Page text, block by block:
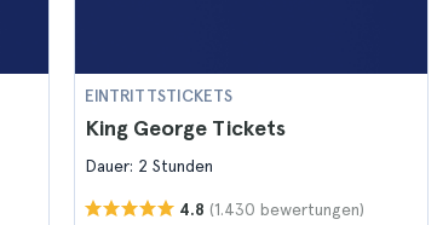
EINTRITTSTICKETS
King George Tickets
Dauer: 2 Stunden
4.8 (1.430 bewertungen)